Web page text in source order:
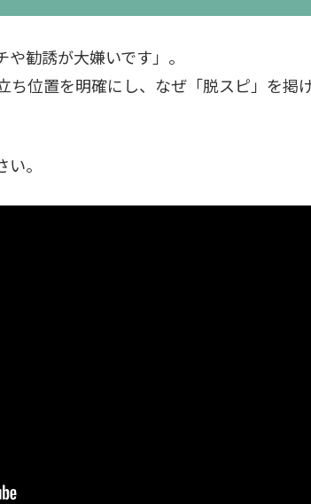
や勧誘が大嫌いです」。
ち位置を明確にし、なぜ「脱スピ」を掲
。